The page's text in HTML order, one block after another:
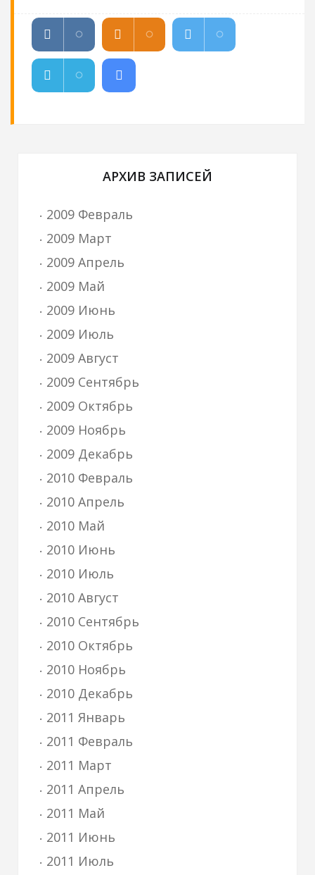
АРХИВ ЗАПИСЕЙ
2009 Февраль
2009 Март
2009 Апрель
2009 Май
2009 Июнь
2009 Июль
2009 Август
2009 Сентябрь
2009 Октябрь
2009 Ноябрь
2009 Декабрь
2010 Февраль
2010 Апрель
2010 Май
2010 Июнь
2010 Июль
2010 Август
2010 Сентябрь
2010 Октябрь
2010 Ноябрь
2010 Декабрь
2011 Январь
2011 Февраль
2011 Март
2011 Апрель
2011 Май
2011 Июнь
2011 Июль